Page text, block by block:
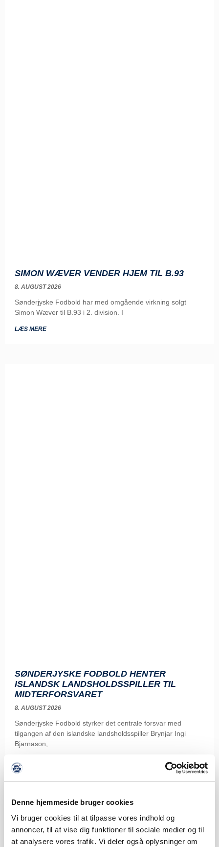
Denne hjemmeside bruger cookies
Vi bruger cookies til at tilpasse vores indhold og
annoncer, til at vise dig funktioner til sociale medier og til
at analysere vores trafik. Vi deler også oplysninger om
SIMON WÆVER VENDER HJEM TIL B.93
8. AUGUST 2026
Sønderjyske Fodbold har med omgående virkning solgt
Simon Wæver til B.93 i 2. division. I
LÆS MERE
SØNDERJYSKE FODBOLD HENTER
ISLANDSK LANDSHOLDSSPILLER TIL
MIDTERFORSVARET
8. AUGUST 2026
Sønderjyske Fodbold styrker det centrale forsvar med
tilgangen af den islandske landsholdsspiller Brynjar Ingi
Bjarnason,